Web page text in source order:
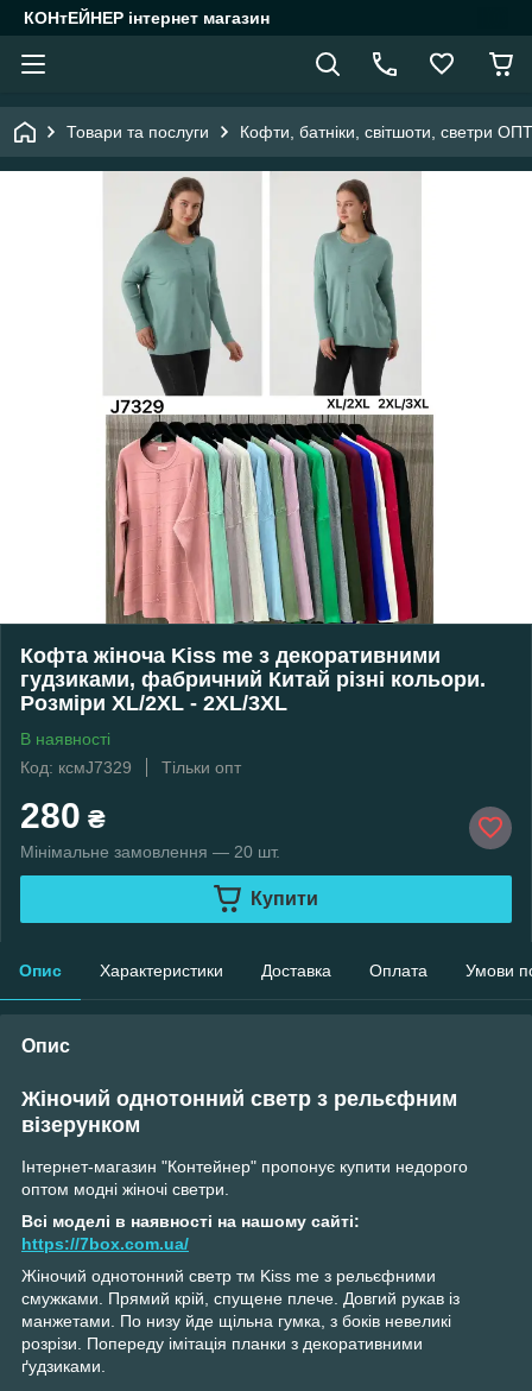
КОНтЕЙНЕР інтернет магазин
Товари та послуги Кофти, батніки, світшоти, светри
Кофта жіноча Kiss me з декоративними
гудзиками, фабричний Китай різні кольори.
Розміри XL/2XL - 2XL/3XL
В наявності
Код: ксмJ7329
Тільки опт
280 ₴
Мінімальне замовлення — 20 шт.
Купити
Опис Характеристики Доставка Оплата Умови
Опис
Жіночий однотонний светр з рельєфним
візерунком
Інтернет-магазин "Контейнер" пропонує купити недорого
оптом модні жіночі светри.
Всі моделі в наявності на нашому сайті:
https://7box.com.ua/
Жіночий однотонний светр тм Kiss me з рельєфними
смужками. Прямий крій, спущене плече. Довгий рукав із
манжетами. По низу йде щільна гумка, з боків невеликі
розрізи. Попереду імітація планки з декоративними
ґудзиками.